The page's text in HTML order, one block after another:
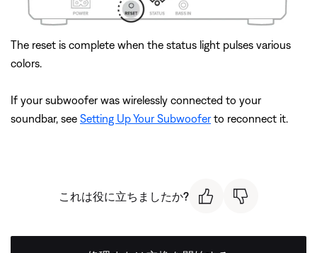
The reset is complete when the status light pulses various
colors.
If your subwoofer was wirelessly connected to your
soundbar, see Setting Up Your Subwooferto reconnect it.
これは役に立ちましたか?